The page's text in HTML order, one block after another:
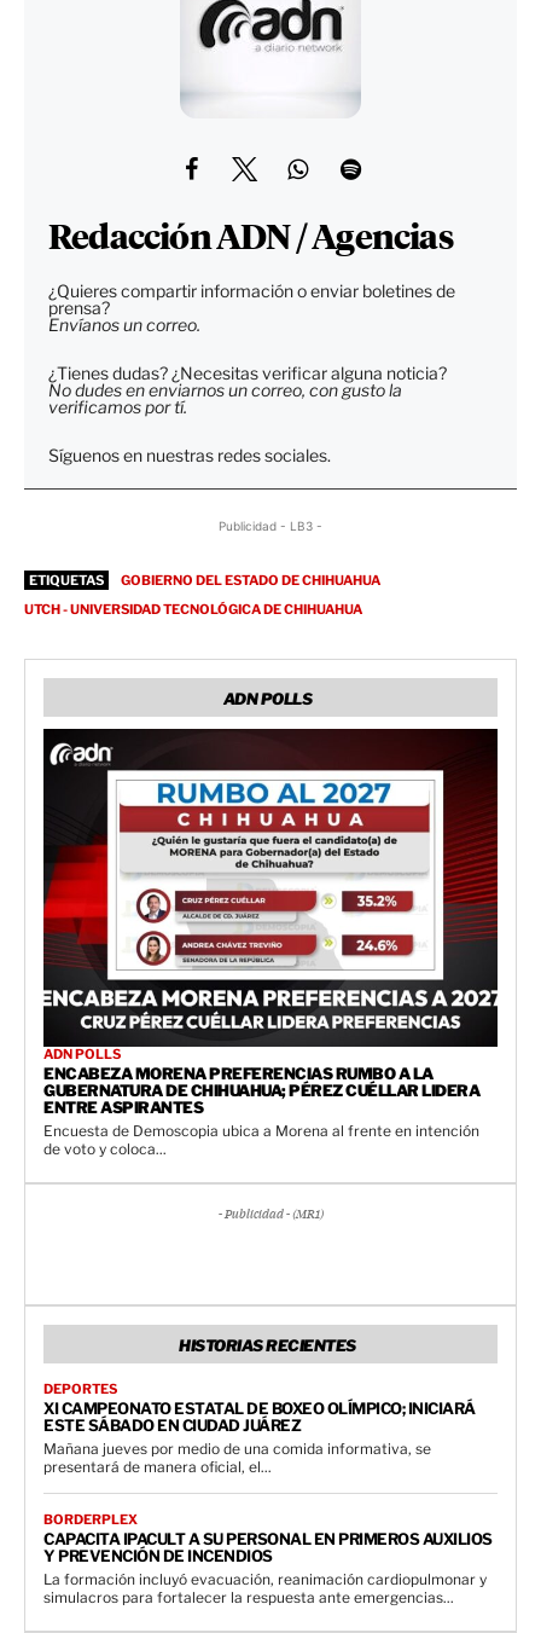
Redacción ADN / Agencias
¿Quieres compartir información o enviar boletines de
prensa?
Envíanos un correo.
¿Tienes dudas? ¿Necesitas verificar alguna noticia?
No dudes en enviarnos un correo, con gusto la
verificamos por tí.
Síguenos en nuestras redes sociales.
Publicidad - LB3 -
ETIQUETAS
GOBIERNO DEL ESTADO DE CHIHUAHUA
UTCH - UNIVERSIDAD TECNOLÓGICA DE CHIHUAHUA
ADN POLLS
ADN POLLS
ENCABEZA MORENA PREFERENCIAS RUMBO A LA
GUBERNATURA DE CHIHUAHUA; PÉREZ CUÉLLAR LIDERA
ENTRE ASPIRANTES
Encuesta de Demoscopia ubica a Morena al frente en intención
de voto y coloca...
- Publicidad - (MR1)
HISTORIAS RECIENTES
DEPORTES
XI CAMPEONATO ESTATAL DE BOXEO OLÍMPICO; INICIARÁ
ESTE SÁBADO EN CIUDAD JUÁREZ
Mañana jueves por medio de una comida informativa, se
presentará de manera oficial, el...
BORDERPLEX
CAPACITA IPACULT A SU PERSONAL EN PRIMEROS AUXILIOS
Y PREVENCIÓN DE INCENDIOS
La formación incluyó evacuación, reanimación cardiopulmonar y
simulacros para fortalecer la respuesta ante emergencias...